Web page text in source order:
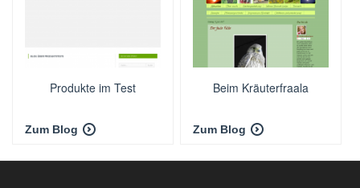
Produkte im Test
Zum Blog
Beim Kräuterfraala
Zum Blog